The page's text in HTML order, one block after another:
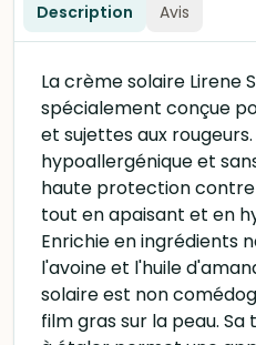
Description Avis
La crème solaire Lirene
spécialement conçue
et sujettes aux
hypoallergénique et
haute protection contre
tout en apaisant et en
Enrichie en ingrédients
l'avoine et l'huile
solaire est non
film gras sur la peau.